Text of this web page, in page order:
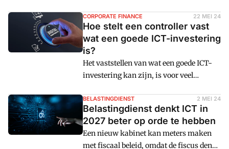
handelsplatformen en
bedrijfspensioeninstellingen, moeten
vanaf 2025 voldoen aan Europese
wetgeving om ICT-risico's te beheersen.
Beurswaakhond AFM publiceert een
checklist voor ondernemingen.
CORPORATE FINANCE 22 MEI 24
Hoe stelt een controller vast
wat een goede ICT-investering
is?
Het vaststellen van wat een goede ICT-
investering kan zijn, is voor veel
gespecialiseerd gebied met veel
marketingjargon en waarbij het lastig is
om kwalitatieve beoordelingen te maken
van de indirecte baten. Maar er is een
BELASTINGDIENST 2 MEI 24
Belastingdienst denkt ICT in
2027 beter op orde te hebben
Een nieuw kabinet kan meters maken
met fiscaal beleid, omdat de fiscus denkt